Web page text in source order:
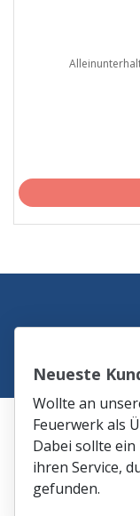
Neueste
Wollte an
Feuerwerk als
Dabei sollte
ihren Service,
gefunden.